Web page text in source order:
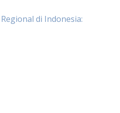
di Indonesia: